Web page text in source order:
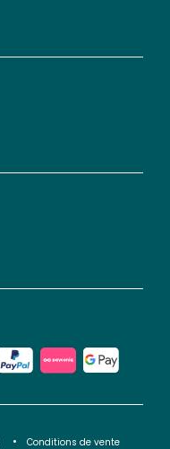
Conditions de vente